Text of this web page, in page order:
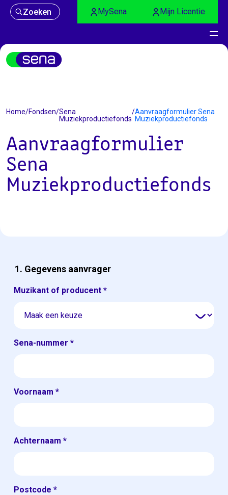
Zoeken MySena Mijn Licentie
Home/Fondsen/Sena
Muziekproductiefonds
/Aanvraagformulier Sena
Muziekproductiefonds
Aanvraagformulier
Sena
Muziekproductiefonds
1. Gegevens aanvrager
Muzikant of producent *
Sena-nummer *
Voornaam *
Achternaam *
Postcode *